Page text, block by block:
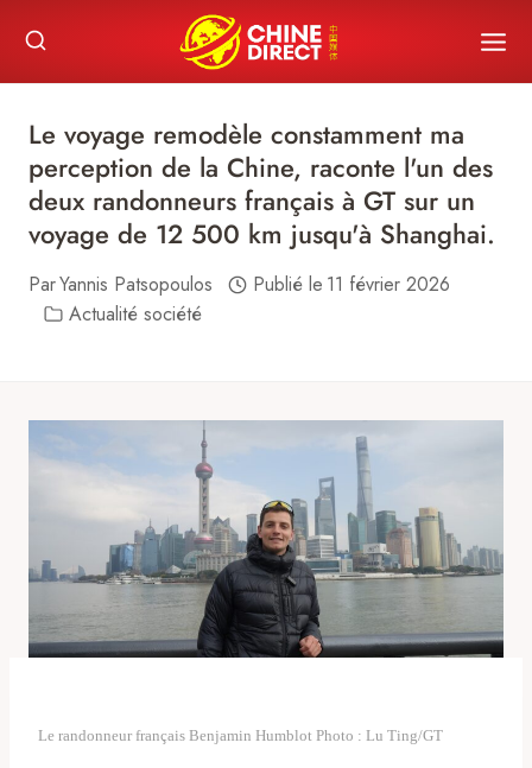
content
Le voyage remodèle constamment ma
perception de la Chine, raconte l'un des
deux randonneurs français à GT sur un
voyage de 12 500 km jusqu'à Shanghai.
ParYannis Patsopoulos Publié le 11 février 2026
Actualité société
Le randonneur français Benjamin Humblot Photo : Lu Ting/GT